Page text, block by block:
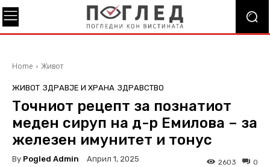
Home Живот
ЖИВОТ ЗДРАВЈЕ И ХРАНА ЗДРАВСТВО
Точниот рецепт за познатиот
меден сируп на д-р Емилова – за
железен имунитет и тонус
By Pogled Admin Април 1, 2025 0
2603